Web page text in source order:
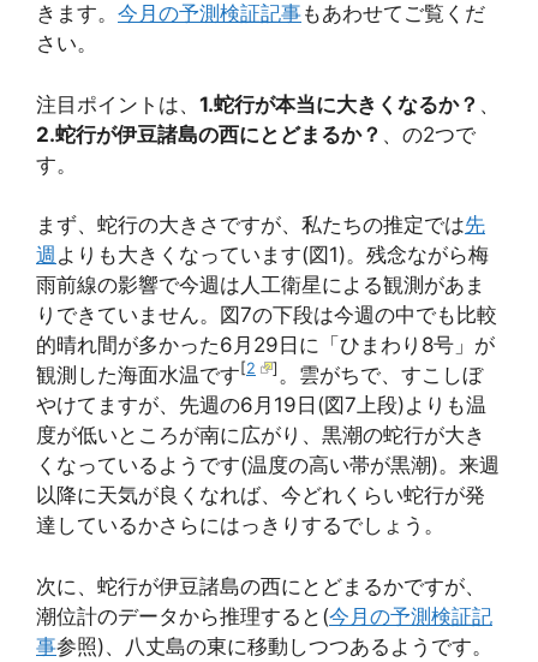
きます。 今月の予測検証記事もあわせてご覧くだ
さい。
注目ポイントは、 1.蛇行が本当に大きくなるか？ 、
2.蛇行が伊豆諸島の西にとどまるか？ 、の2つで
す。
まず、蛇行の大きさですが、私たちの推定では先
週 よりも大きくなっています(図1)。残念ながら梅
雨前線の影響で今週は人工衛星による観測があま
りできていません。図7の下段は今週の中でも比較
的晴れ間が多かった6月29日に「ひまわり8号」が
観測した海面水温です [2 ] 。雲がちで、すこしぼ
やけてますが、先週の6月19日(図7上段)よりも温
度が低いところが南に広がり、黒潮の蛇行が大き
くなっているようです(温度の高い帯が黒潮)。来週
以降に天気が良くなれば、今どれくらい蛇行が発
達しているかさらにはっきりするでしょう。
次に、蛇行が伊豆諸島の西にとどまるかですが、
潮位計のデータから推理すると(今月の予測検証記
事参照)、八丈島の東に移動しつつあるようです。